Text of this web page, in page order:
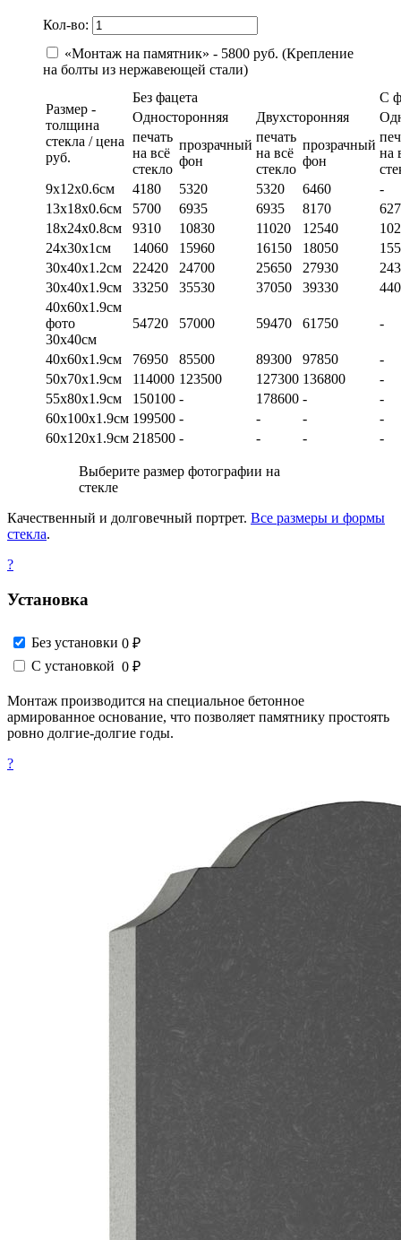
Кол-во:
«Монтаж на памятник» - 5800 руб. (Крепление
на болты из нержавеющей стали)
Размер -
толщина
стекла / цена
руб.
Без фацета
С
Односторонняя
Двухсторонняя
печать
на всё
стекло
прозрачный
фон
печать
на всё
стекло
прозрачный
фон
на
9х12х0.6см
4180 5320 5320 6460
-
13х18х0.6см
5700 6935 6935 8170
18х24х0.8см
9310 10830 11020 12540
24х30х1см
14060 15960 16150 18050
30х40х1.2см
22420 24700 25650 27930
30х40х1.9см
33250 35530 37050 39330
40х60х1.9см
фото
30х40см
54720 57000 59470 61750 -
40х60х1.9см 76950 85500 89300 97850
-
50х70х1.9см
114000 123500 127300 136800
-
55х80х1.9см
150100 - 178600 -
-
60х100х1.9см 199500 - - -
-
60х120х1.9см 218500 - - - -
Выберите размер фотографии на
стекле
Качественный и долговечный портрет. Все размеры и формы
стекла.
?
Установка
Без установки 0 ₽
С установкой 0 ₽
Монтаж производится на специальное бетонное
армированное основание, что позволяет памятнику простоять
ровно долгие-долгие годы.
?